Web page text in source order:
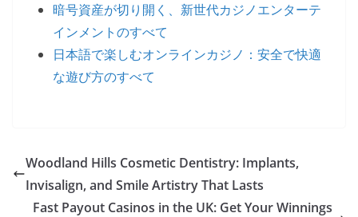
暗号資産が切り開く、新世代カジノエンターテ
インメントのすべて
日本語で楽しむオンラインカジノ：安全で快適
な遊び方のすべて
Woodland Hills Cosmetic Dentistry: Implants,
Invisalign, and Smile Artistry That Lasts
Fast Payout Casinos in the UK: Get Your Winnings